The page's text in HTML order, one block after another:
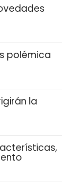
polémica
la